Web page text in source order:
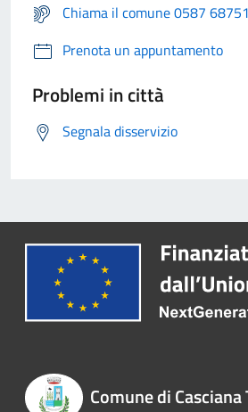
Chiama il comune 0587
Prenota un appuntamento
Problemi in città
Segnala disservizio
Comune di Casciana